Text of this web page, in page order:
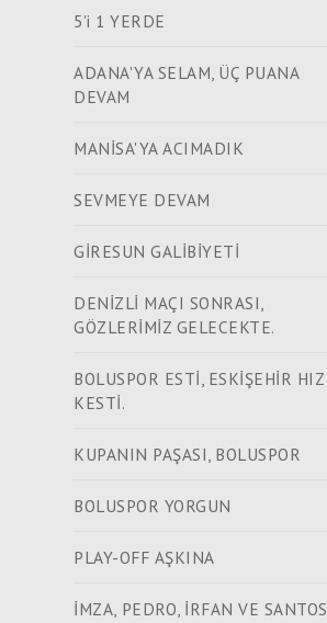
5'i 1 YERDE
ADANA'YA SELAM, ÜÇ PUANA
DEVAM
MANİSA'YA ACIMADIK
SEVMEYE DEVAM
GİRESUN GALİBİYETİ
DENİZLİ MAÇI SONRASI,
GÖZLERİMİZ GELECEKTE.
BOLUSPOR ESTİ, ESKİŞEHİR HIZ
KESTİ.
KUPANIN PAŞASI, BOLUSPOR
BOLUSPOR YORGUN
PLAY-OFF AŞKINA
İMZA, PEDRO, İRFAN VE SANTOS